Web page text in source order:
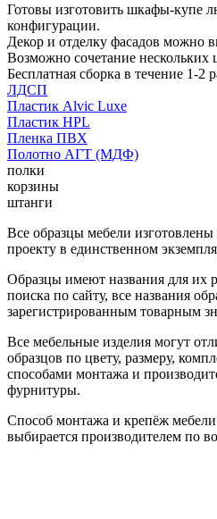
Готовы изготовить шкафы-купе
конфигурации.
Декор и отделку фасадов можно
Возможно сочетание нескольких
Бесплатная сборка в течение 1-2
ЛДСП
Пластик Alvic Luxe
Пластик HPL
Пленка ПВХ
Полотно АГТ (МДФ)
полки
корзины
штанги
Все образцы мебели
проекту в единственном
Образцы имеют названия для их
поиска по сайту, все названия
зарегистрированным товарным
Все мебельные изделия могут
образцов по цвету, размеру,
способами монтажа и
фурнитуры.
Способ монтажа и крепёж
выбирается производителем по